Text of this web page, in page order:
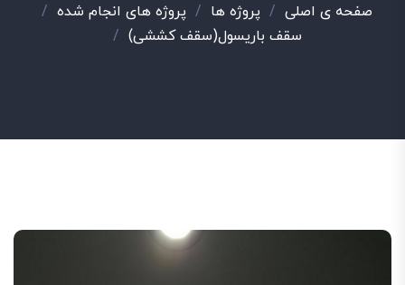
صفحه ی اصلی / پروژه ها / پروژه های انجام شده /
سقف باریسول(سقف کششی) /